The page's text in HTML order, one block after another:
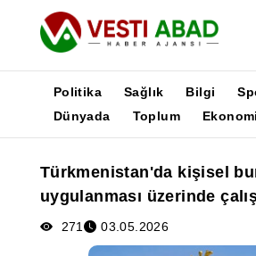
Yayınlar
Medya
Poster
Politika Sağlık Bilgi
Dünyada
Toplum Ekonomi
Türkmenistan'da kişisel
uygulanması üzerinde
271 03.05.2026